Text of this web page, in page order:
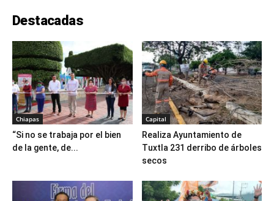
Destacadas
Chiapas
“Si no se trabaja por el bien
de la gente, de...
Capital
Realiza Ayuntamiento de
Tuxtla 231 derribo de árboles
secos